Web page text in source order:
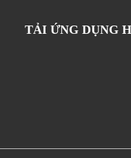
TẢI ỨNG DỤNG